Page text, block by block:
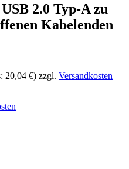
2.0 Typ-A zu
Kabelenden
20,04 €) zzgl. Versandkosten